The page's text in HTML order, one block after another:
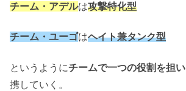
チーム・アデルは攻撃特化型
チーム・ユーゴはヘイト兼タンク型
というようにチームで一つの役割を担い
携していく。